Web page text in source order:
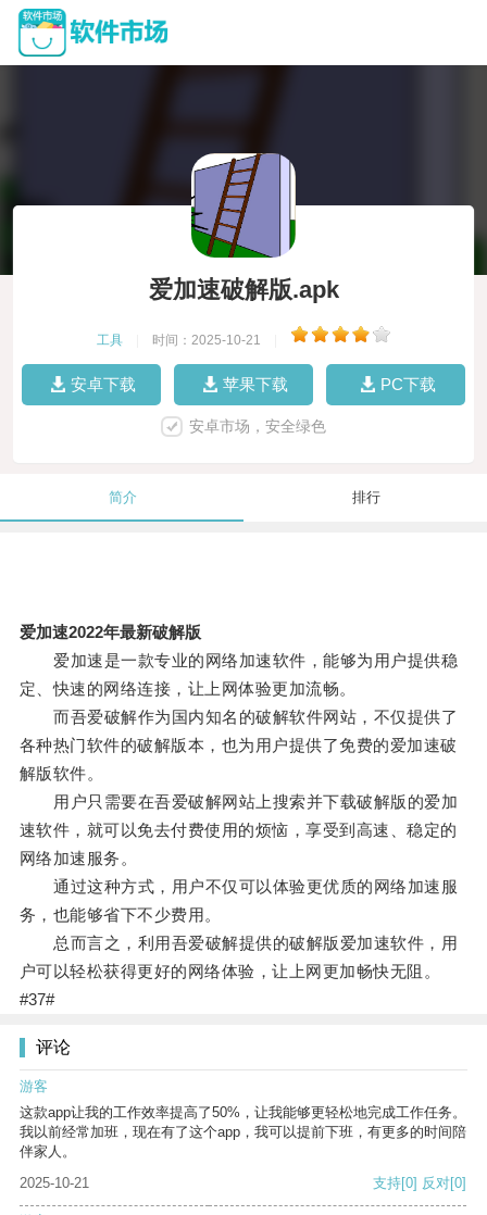
爱加速破解版.apk
工具 时间：2025-10-21
安卓下载 苹果下载 PC下载
安卓市场，安全绿色
简介 排行
爱加速2022年最新破解版
爱加速是一款专业的网络加速软件，能够为用户提供稳
定、快速的网络连接，让上网体验更加流畅。
而吾爱破解作为国内知名的破解软件网站，不仅提供了
各种热门软件的破解版本，也为用户提供了免费的爱加速破
解版软件。
用户只需要在吾爱破解网站上搜索并下载破解版的爱加
速软件，就可以免去付费使用的烦恼，享受到高速、稳定的
网络加速服务。
通过这种方式，用户不仅可以体验更优质的网络加速服
务，也能够省下不少费用。
总而言之，利用吾爱破解提供的破解版爱加速软件，用
户可以轻松获得更好的网络体验，让上网更加畅快无阻。
#37#
评论
游客
这款app让我的工作效率提高了50%，让我能够更轻松地完成工作任务。
我以前经常加班，现在有了这个app，我可以提前下班，有更多的时间陪
伴家人。
2025-10-21
支持[0] 反对[0]